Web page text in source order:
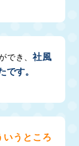
でき、社風
です。
いうところ